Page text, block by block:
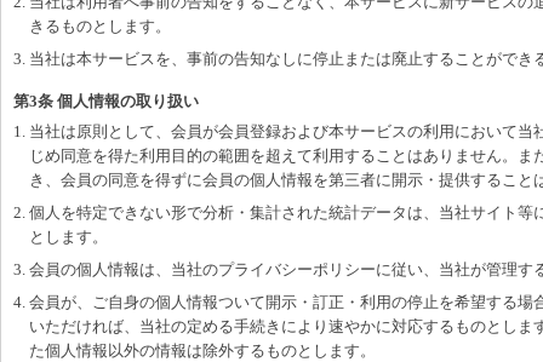
きるものとします。
3. 当社は本サービスを、事前の告知なしに停止または廃止することができ
第3条 個人情報の取り扱い
1. 当社は原則として、会員が会員登録および本サービスの利用において当
じめ同意を得た利用目的の範囲を超えて利用することはありません。ま
き、会員の同意を得ずに会員の個人情報を第三者に開示・提供すること
2. 個人を特定できない形で分析・集計された統計データは、当社サイト等
とします。
3. 会員の個人情報は、当社のプライバシーポリシーに従い、当社が管理す
4. 会員が、ご自身の個人情報ついて開示・訂正・利用の停止を希望する場
いただければ、当社の定める手続きにより速やかに対応するものとしま
た個人情報以外の情報は除外するものとします。